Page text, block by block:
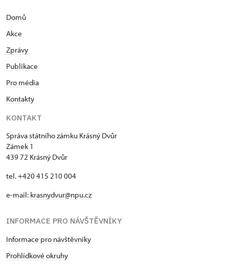
Domů
Akce
Zprávy
Publikace
Pro média
Kontakty
KONTAKT
Správa státního zámku Krásný Dvůr
Zámek 1
439 72 Krásný Dvůr
tel. +420 415 210 004
e-mail: krasnydvur@npu.cz
INFORMACE PRO NÁVŠTĚVNÍKY
Informace pro návštěvníky
Prohlídkové okruhy